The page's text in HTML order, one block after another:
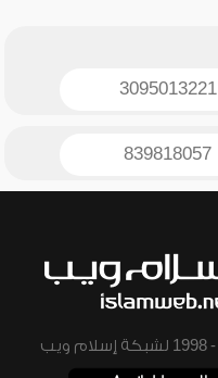
3095013221
839818057